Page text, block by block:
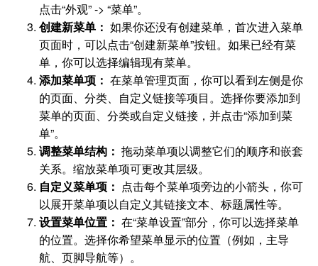
点击“外观” -> “菜单”。
创建新菜单： 如果你还没有创建菜单，首次进入菜单
页面时，可以点击“创建新菜单”按钮。如果已经有菜
单，你可以选择编辑现有菜单。
添加菜单项： 在菜单管理页面，你可以看到左侧是你
的页面、分类、自定义链接等项目。选择你要添加到
菜单的页面、分类或自定义链接，并点击“添加到菜
单”。
调整菜单结构： 拖动菜单项以调整它们的顺序和嵌套
关系。缩放菜单项可更改其层级。
自定义菜单项： 点击每个菜单项旁边的小箭头，你可
以展开菜单项以自定义其链接文本、标题属性等。
设置菜单位置： 在“菜单设置”部分，你可以选择菜单
的位置。选择你希望菜单显示的位置（例如，主导
航、页脚导航等）。